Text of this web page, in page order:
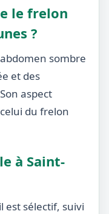
le frelon
?
sombre
et des
aspect
du frelon
à Saint-
est sélectif, suivi